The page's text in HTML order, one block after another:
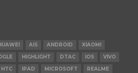
AIS ANDROID
XIAOMI
HIGHLIGHT DTAC IOS
VIVO
HTC IPAD MICROSOFT
REALME